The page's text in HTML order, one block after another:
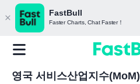
FastBull
Faster Charts, Chat Faster！
영국 서비스산업지수(MoM)